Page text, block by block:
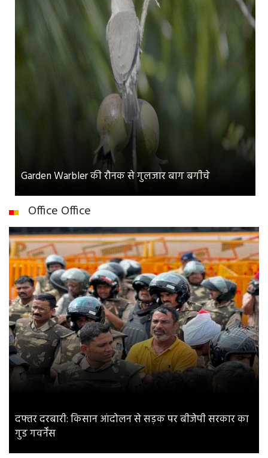
Garden Warbler की रौनक से गुलजार बाग बगीचे
Office Office
दफ्तर दरबारी: किसान आंदोलन से सड़क पर बीजेपी सरकार का
गुड गवर्नेंस